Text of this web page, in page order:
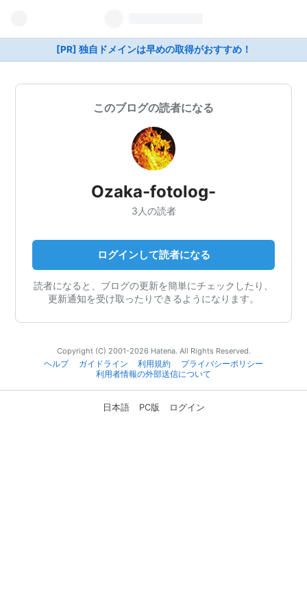
[PR] 独自ドメインは早めの取得がおすすめ！
このブログの読者になる
Ozaka-fotolog-
3人の読者
ログインして読者になる
読者になると、ブログの更新を簡単にチェックしたり、
更新通知を受け取ったりできるようになります。
Copyright (C) 2001-2026 Hatena. All Rights Reserved.
ヘルプ
ガイドライン 利用規約
プライバシーポリシー
利用者情報の外部送信について
日本語 PC版 ログイン